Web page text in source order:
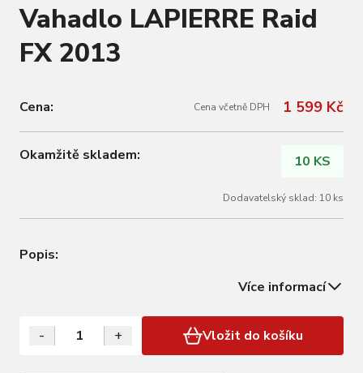
Vahadlo LAPIERRE Raid
FX 2013
Cena: Cena včetně DPH 1 599 Kč
Okamžitě skladem: 10 KS
Dodavatelský sklad: 10 ks
Popis:
Více informací
- + Vložit do košíku